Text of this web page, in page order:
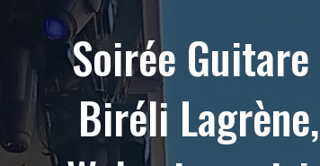
Soirée Guitare
Biréli